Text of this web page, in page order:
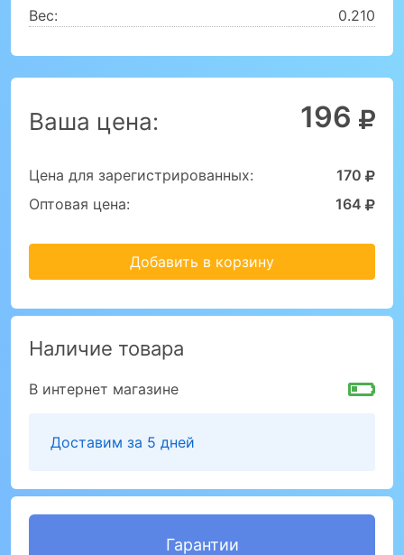
Вес:
0.210
Ваша цена: 196
Цена для зарегистрированных:
170
Оптовая цена:
164
Добавить в корзину
Наличие товара
В интернет магазине
Доставим за 5 дней
Гарантии